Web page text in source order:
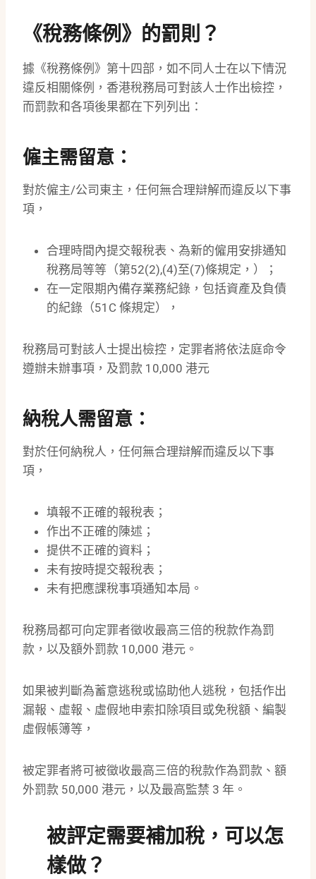
《稅務條例》的罰則？
據《稅務條例》第十四部，如不同人士在以下情況
違反相關條例，香港稅務局可對該人士作出檢控，
而罰款和各項後果都在下列列出：
僱主需留意：
對於僱主/公司東主，任何無合理辯解而違反以下事
項，
合理時間內提交報稅表、為新的僱用安排通知
稅務局等等（第52(2),(4)至(7)條規定，）；
在一定限期內備存業務紀錄，包括資產及負債
的紀錄（51C 條規定），
稅務局可對該人士提出檢控，定罪者將依法庭命令
遵辦未辦事項，及罰款 10,000 港元
納稅人需留意：
對於任何納稅人，任何無合理辯解而違反以下事
項，
填報不正確的報稅表；
作出不正確的陳述；
提供不正確的資料；
未有按時提交報稅表；
未有把應課稅事項通知本局。
稅務局都可向定罪者徵收最高三倍的稅款作為罰
款，以及額外罰款 10,000 港元。
如果被判斷為蓄意逃稅或協助他人逃稅，包括作出
漏報、虛報、虛假地申索扣除項目或免稅額、編製
虛假帳簿等，
被定罪者將可被徵收最高三倍的稅款作為罰款、額
外罰款 50,000 港元，以及最高監禁 3 年。
被評定需要補加稅，可以怎
樣做？